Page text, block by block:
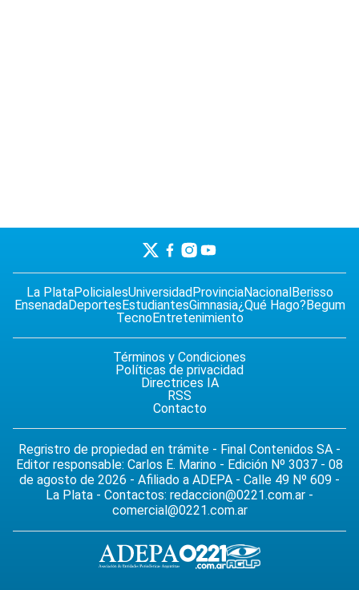
La PlataPolicialesUniversidadProvinciaNacionalBerisso
EnsenadaDeportesEstudiantesGimnasia¿Qué Hago?Begum
TecnoEntretenimiento
Términos y Condiciones
Políticas de privacidad
Directrices IA
RSS
Contacto
Regristro de propiedad en trámite - Final Contenidos SA -
Editor responsable: Carlos E. Marino - Edición Nº 3037 - 08
de agosto de 2026 - Afiliado a ADEPA - Calle 49 Nº 609 -
La Plata - Contactos: redaccion@0221.com.ar -
comercial@0221.com.ar